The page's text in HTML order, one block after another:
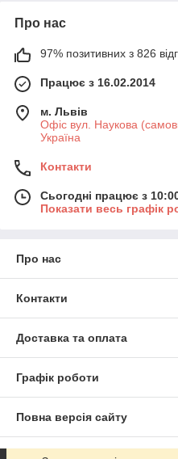
Про нас
97% позитивних з 826
Працює з 16.02.2014
м. Львів
Офіс вул. Наукова
Україна
Контакти
Сьогодні працює з
Показати весь графік
Про нас
Контакти
Доставка та оплата
Графік роботи
Повна версія сайту